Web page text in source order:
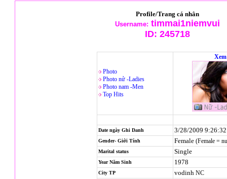
Profile/Trang cá nhân
Username: timmai1niemvui
ID: 245718
Photo
Photo nử -Ladies
Photo nam -Men
Top Hits
Date ngày Ghi Danh 3/28/2009
Gender- Giới Tính Female (Female =
Marital status Single
Year Năm Sinh 1978
City TP vodinh NC